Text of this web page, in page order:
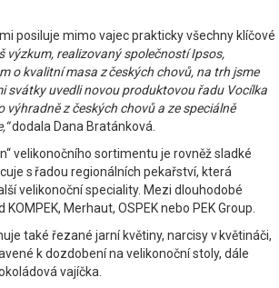
posiluje mimo vajec prakticky všechny klíčové
výzkum, realizovaný společností Ipsos,
o kvalitní masa z českých chovů, na trh jsme
svátky uvedli novou produktovou řadu Vocílka
výhradně z českých chovů a ze speciálně
dodala Dana Bratánková.
velikonočního sortimentu je rovněž sladké
s řadou regionálních pekařství, která
velikonoční speciality. Mezi dlouhodobé
Merhaut, OSPEK nebo PEK Group.
také řezané jarní květiny, narcisy v květináči,
k dozdobení na velikonoční stoly, dále
vajíčka.